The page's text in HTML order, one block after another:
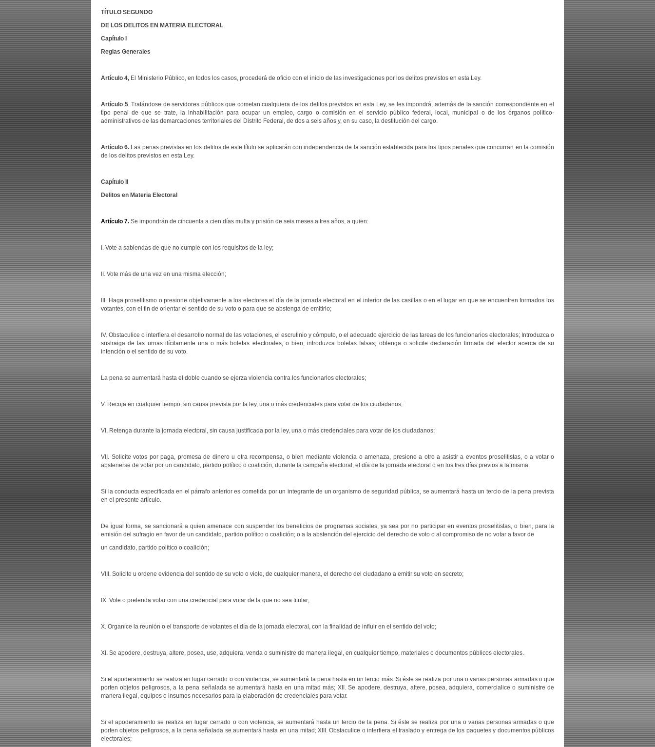
TÍTULO SEGUNDO
DE LOS DELITOS EN MATERIA ELECTORAL
Capítulo I
Reglas Generales
Artículo 4, El Ministerio Público, en todos los casos, procederá de oficio con el inicio de las investigaciones por los delitos previstos en esta Ley.
Artículo 5. Tratándose de servidores públicos que cometan cualquiera de los delitos previstos en esta Ley, se les impondrá, además de la sanción correspondiente en el
tipo penal de que se trate, la inhabilitación para ocupar un empleo, cargo o comisión en el servicio público federal, local, municipal o de los órganos político-
administrativos de las demarcaciones territoriales del Distrito Federal, de dos a seis años y, en su caso, la destitución del cargo.
Artículo 6. Las penas previstas en los delitos de este título se aplicarán con independencia de la sanción establecida para los tipos penales que concurran en la comisión
de los delitos previstos en esta Ley.
Capítulo II
Delitos en Materia Electoral
Artículo 7. Se impondrán de cincuenta a cien días multa y prisión de seis meses a tres años, a quien:
I. Vote a sabiendas de que no cumple con los requisitos de la ley;
II. Vote más de una vez en una misma elección;
III. Haga proselitismo o presione objetivamente a los electores el día de la jornada electoral en el interior de las casillas o en el lugar en que se encuentren formados los
votantes, con el fin de orientar el sentido de su voto o para que se abstenga de emitirlo;
IV. Obstaculice o interfiera el desarrollo normal de las votaciones, el escrutinio y cómputo, o el adecuado ejercicio de las tareas de los funcionarios electorales; Introduzca o
sustraiga de las urnas ilícitamente una o más boletas electorales, o bien, introduzca boletas falsas; obtenga o solicite declaración firmada del elector acerca de su
intención o el sentido de su voto.
La pena se aumentará hasta el doble cuando se ejerza violencia contra los funcionarlos electorales;
V. Recoja en cualquier tiempo, sin causa prevista por la ley, una o más credenciales para votar de los ciudadanos;
VI. Retenga durante la jornada electoral, sin causa justificada por la ley, una o más credenciales para votar de los ciudadanos;
VII. Solicite votos por paga, promesa de dinero u otra recompensa, o bien mediante violencia o amenaza, presione a otro a asistir a eventos proselitistas, o a votar o
abstenerse de votar por un candidato, partido político o coalición, durante la campaña electoral, el día de la jornada electoral o en los tres días previos a la misma.
Si la conducta especificada en el párrafo anterior es cometida por un integrante de un organismo de seguridad pública, se aumentará hasta un tercio de la pena prevista
en el presente artículo.
De igual forma, se sancionará a quien amenace con suspender los beneficios de programas sociales, ya sea por no participar en eventos proselitistas, o bien, para la
emisión del sufragio en favor de un candidato, partido político o coalición; o a la abstención del ejercicio del derecho de voto o al compromiso de no votar a favor de
un candidato, partido político o coalición;
VIII. Solicite u ordene evidencia del sentido de su voto o viole, de cualquier manera, el derecho del ciudadano a emitir su voto en secreto;
IX. Vote o pretenda votar con una credencial para votar de la que no sea titular;
X. Organice la reunión o el transporte de votantes el día de la jornada electoral, con la finalidad de influir en el sentido del voto;
XI. Se apodere, destruya, altere, posea, use, adquiera, venda o suministre de manera ilegal, en cualquier tiempo, materiales o documentos públicos electorales.
Si el apoderamiento se realiza en lugar cerrado o con violencia, se aumentará la pena hasta en un tercio más. Si éste se realiza por una o varias personas armadas o que
porten objetos peligrosos, a la pena señalada se aumentará hasta en una mitad más; XII. Se apodere, destruya, altere, posea, adquiera, comercialice o suministre de
manera ilegal, equipos o insumos necesarios para la elaboración de credenciales para votar.
Si el apoderamiento se realiza en lugar cerrado o con violencia, se aumentará hasta un tercio de la pena. Si éste se realiza por una o varias personas armadas o que
porten objetos peligrosos, a la pena señalada se aumentará hasta en una mitad; XIII. Obstaculice o interfiera el traslado y entrega de los paquetes y documentos públicos
electorales;